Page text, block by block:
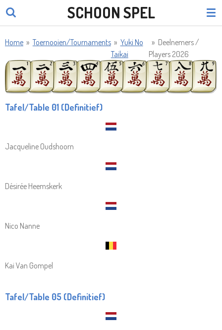
Ga
de
SCHOON SPEL
Home » Toernooien/Tournaments » Yuki No
Taikai
» Deelnemers /
Players 2026
Tafel/Table 01 (Definitief)
Jacqueline Oudshoorn
Désirée Heemskerk
Nico Nanne
Kai Van Gompel
Tafel/Table 05 (Definitief)